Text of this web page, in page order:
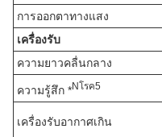
การออกตาทางแสง
เครื่องรับ
ความยาวคลื่นกลาง
ความรู้สึก *Nโรค5
เครื่องรับอากาศเกิน